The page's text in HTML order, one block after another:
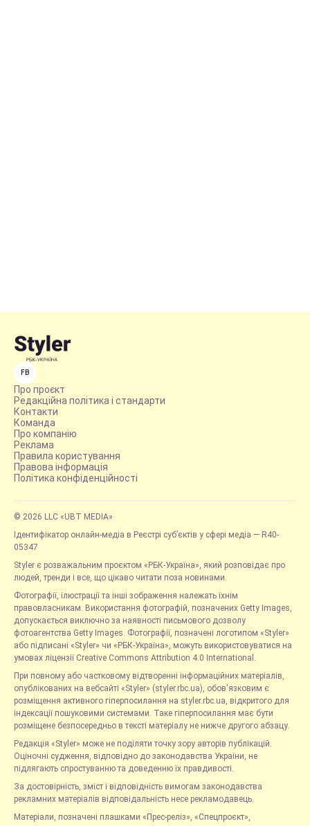
FB
Про проєкт
Редакційна політика і стандарти
Контакти
Команда
Про компанію
Реклама
Правила користування
Правова інформація
Політика конфіденційності
© 2026 LLC «UBT MEDIA»
Ідентифікатор онлайн-медіа в Реєстрі суб’єктів у сфері медіа — R40-
05347
Styler є розважальним проєктом «РБК-Україна», який розповідає про
людей, тренди і все, що цікаво читати поза новинами.
Фотографії, ілюстрації та інші зображення належать їхнім
правовласникам. Використання фотографій, позначених Getty Images,
допускається виключно за наявності письмового дозволу
фотоагентства Getty Images. Фотографії, позначені логотипом «Styler»
або підписані «Styler» чи «РБК-Україна», можуть використовуватися на
умовах ліцензії Creative Commons Attribution 4.0 International.
При повному або частковому відтворенні інформаційних матеріалів,
опублікованих на вебсайті «Styler» (styler.rbc.ua), обов'язковим є
розміщення активного гіперпосилання на styler.rbc.ua, відкритого для
індексації пошуковими системами. Таке гіперпосилання має бути
розміщене безпосередньо в тексті матеріалу не нижче другого абзацу.
Редакція «Styler» може не поділяти точку зору авторів публікацій.
Оціночні судження, відповідно до законодавства України, не
підлягають спростуванню та доведенню їх правдивості.
За достовірність, зміст і відповідність вимогам законодавства
рекламних матеріалів відповідальність несе рекламодавець.
Матеріали, позначені плашками «Прес-реліз», «Спецпроєкт»,